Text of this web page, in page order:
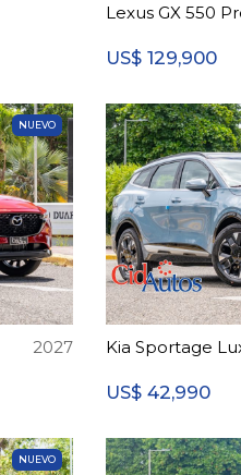
Lexus GX 550
US$ 129,900
NUEVO
2027 Kia Sportage
US$ 42,990
NUEVO